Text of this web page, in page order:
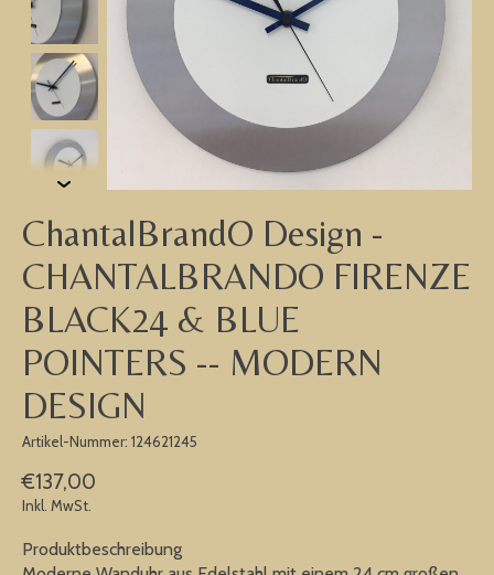
ChantalBrandO Design -
CHANTALBRANDO FIRENZE
BLACK24 & BLUE
POINTERS -- MODERN
DESIGN
Artikel-Nummer: 124621245
€137,00
Inkl. MwSt.
Produktbeschreibung